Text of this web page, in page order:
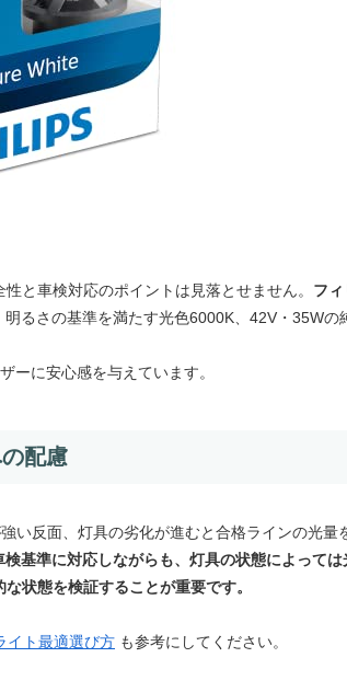
と車検対応のポイントは見落とせません。 フ
るさの基準を満たす光色6000K、42V・35Wの
ーに安心感を与えています。
配慮
い反面、灯具の劣化が進むと合格ラインの光量
基準に対応しながらも、灯具の状態によって
状態を検証することが重要です。
イト最適選び方 も参考にしてください。